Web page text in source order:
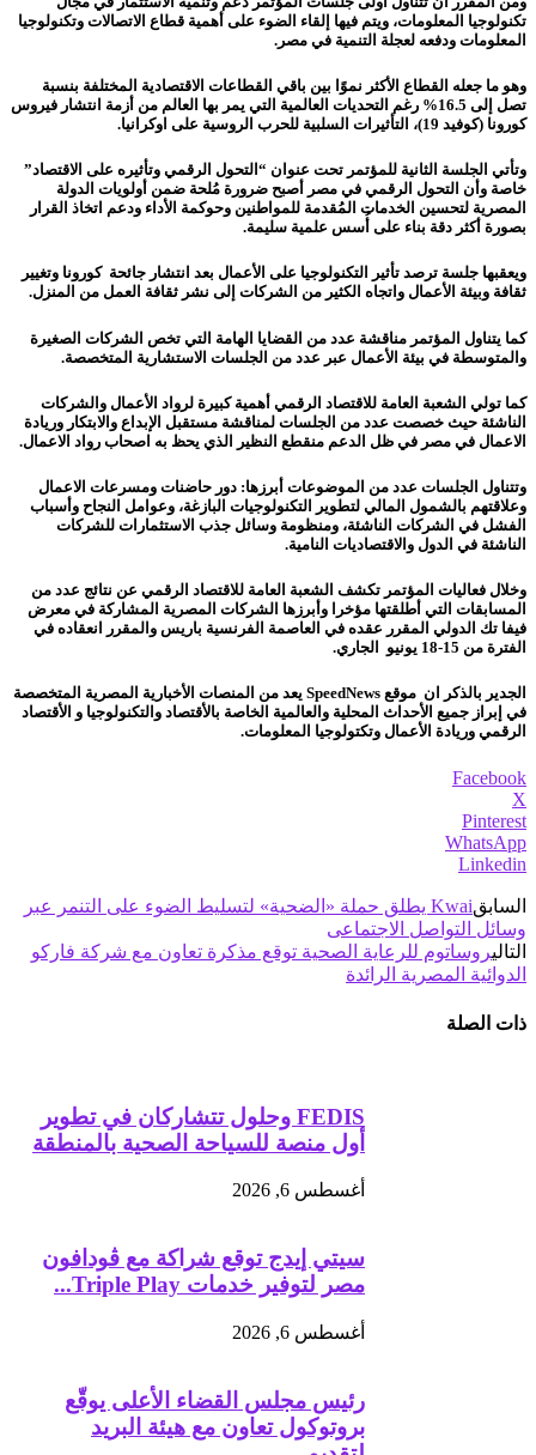
تكنولوجيا المعلومات، ويتم فيها إلقاء الضوء على أهمية قطاع الاتصالات وتكنولوجيا
المعلومات ودفعه لعجلة التنمية في مصر.
وهو ما جعله القطاع الأكثر نموًا بين باقي القطاعات الاقتصادية المختلفة بنسبة
تصل إلى 16.5% رغم التحديات العالمية التي يمر بها العالم من أزمة انتشار فيروس
كورونا (كوفيد 19)، التأثيرات السلبية للحرب الروسية على اوكرانيا.
وتأتي الجلسة الثانية للمؤتمر تحت عنوان “التحول الرقمي وتأثيره على الاقتصاد”
خاصة وأن التحول الرقمي في مصر أصبح ضرورة مُلحة ضمن أولويات الدولة
المصرية لتحسين الخدمات المُقدمة للمواطنين وحوكمة الأداء ودعم اتخاذ القرار
بصورة أكثر دقة بناء على أُسس علمية سليمة.
ويعقبها جلسة ترصد تأثير التكنولوجيا على الأعمال بعد انتشار جائحة كورونا وتغيير
ثقافة وبيئة الأعمال واتجاه الكثير من الشركات إلى نشر ثقافة العمل من المنزل.
كما يتناول المؤتمر مناقشة عدد من القضايا الهامة التي تخص الشركات الصغيرة
والمتوسطة في بيئة الأعمال عبر عدد من الجلسات الاستشارية المتخصصة.
كما تولي الشعبة العامة للاقتصاد الرقمي أهمية كبيرة لرواد الأعمال والشركات
الناشئة حيث خصصت عدد من الجلسات لمناقشة مستقبل الإبداع والابتكار وريادة
الاعمال في مصر في ظل الدعم منقطع النظير الذي يحظ به اصحاب رواد الاعمال.
وتتناول الجلسات عدد من الموضوعات أبرزها: دور حاضنات ومسرعات الاعمال
وعلاقتهم بالشمول المالي لتطوير التكنولوجيات البازغة، وعوامل النجاح وأسباب
الفشل في الشركات الناشئة، ومنظومة وسائل جذب الاستثمارات للشركات
الناشئة في الدول والاقتصاديات النامية.
وخلال فعاليات المؤتمر تكشف الشعبة العامة للاقتصاد الرقمي عن نتائج عدد من
المسابقات التي أطلقتها مؤخرا وأبرزها الشركات المصرية المشاركة في معرض
فيفا تك الدولي المقرر عقده في العاصمة الفرنسية باريس والمقرر انعقاده في
الفترة من 15-18 يونيو الجاري.
الجدير بالذكر ان موقع SpeedNews يعد من المنصات الأخبارية المصرية المتخصصة
في إبراز جميع الأحداث المحلية والعالمية الخاصة بالأقتصاد والتكنولوجيا و الأقتصاد
الرقمي وريادة الأعمال وتكتولوجيا المعلومات.
Facebook
X
Pinterest
WhatsApp
Linkedin
السابق
Kwai يطلق حملة «الضحية» لتسليط الضوء على التنمر عبر
وسائل التواصل الاجتماعى
التاليروساتوم للرعاية الصحية توقع مذكرة تعاون مع شركة فاركو
الدوائية المصرية الرائدة
ذات الصلة
FEDIS وحلول تتشاركان في تطوير
أول منصة للسياحة الصحية بالمنطقة
أغسطس 6, 2026
سيتي إيدج توقع شراكة مع ڤودافون
مصر لتوفير خدمات Triple Play...
أغسطس 6, 2026
رئيس مجلس القضاء الأعلى يوقّع
بروتوكول تعاون مع هيئة البريد